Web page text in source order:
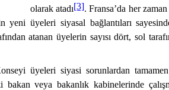
olarak atadı[3]. Fransa’da her
yeni üyeleri siyasal bağlantıları
atanan üyelerin sayısı dört, sol
üyeleri siyasi sorunlardan
bakan veya bakanlık kabinelerinde